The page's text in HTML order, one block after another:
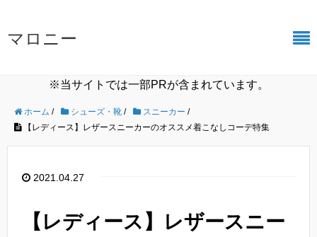
マロニー
※当サイトでは一部PRが含まれています。
ホーム / シューズ・靴 / スニーカー /
【レディース】レザースニーカーのオススメ着こなしコーデ特集
2021.04.27
【レディース】レザースニー